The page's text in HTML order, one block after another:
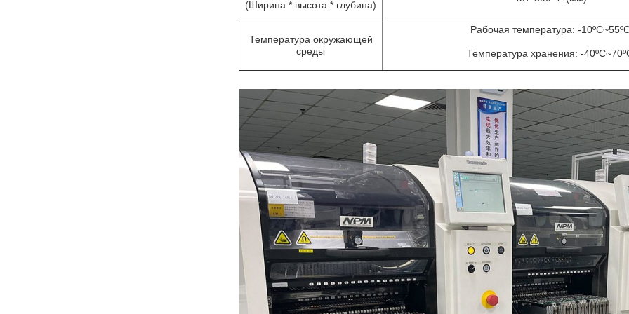
(Ширина * высота * глубина)
Температура окружающей
среды
Рабочая температура: -
Температура хранения: -